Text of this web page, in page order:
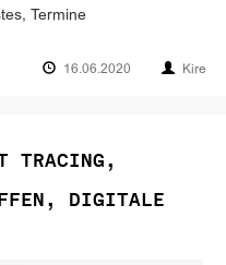
Termine
16.06.2020 Kire
TRACING,
DIGITALE